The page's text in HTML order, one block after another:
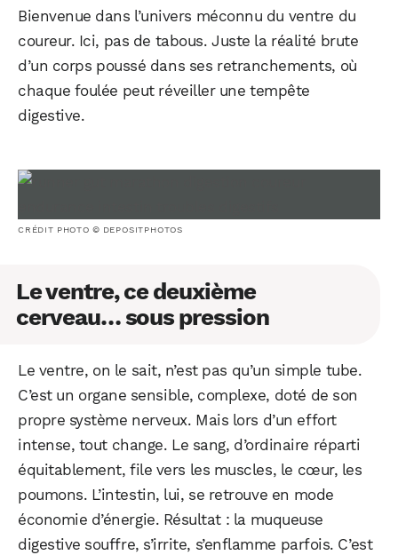
Bienvenue dans l’univers méconnu du ventre du
coureur. Ici, pas de tabous. Juste la réalité brute
d’un corps poussé dans ses retranchements, où
chaque foulée peut réveiller une tempête
digestive.
CRÉDIT PHOTO © DEPOSITPHOTOS
Le ventre, ce deuxième
cerveau… sous pression
Le ventre, on le sait, n’est pas qu’un simple tube.
C’est un organe sensible, complexe, doté de son
propre système nerveux. Mais lors d’un effort
intense, tout change. Le sang, d’ordinaire réparti
équitablement, file vers les muscles, le cœur, les
poumons. L’intestin, lui, se retrouve en mode
économie d’énergie. Résultat : la muqueuse
digestive souffre, s’irrite, s’enflamme parfois. C’est